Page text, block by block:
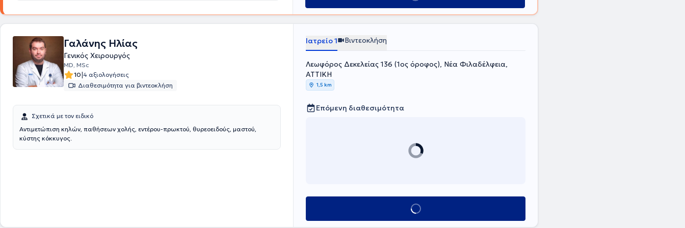
Γαλάνης Ηλίας
Γενικός Χειρουργός
MD, MSc
10|4 αξιολογήσεις
Διαθεσιμότητα για βιντεοκλήση
Σχετικά με τον ειδικό
Αντιμετώπιση κηλών, παθήσεων χολής, εντέρου-πρωκτού, θυρεοειδούς, μαστού,
κύστης κόκκυγος.
Ιατρείο 1 Βιντεοκλήση
Λεωφόρος Δεκελείας 136 (1ος όροφος), Νέα Φιλαδέλφεια,
ΑΤΤΙΚΗ
1,5 km
Επόμενη διαθεσιμότητα
Κλείσε ραντεβού